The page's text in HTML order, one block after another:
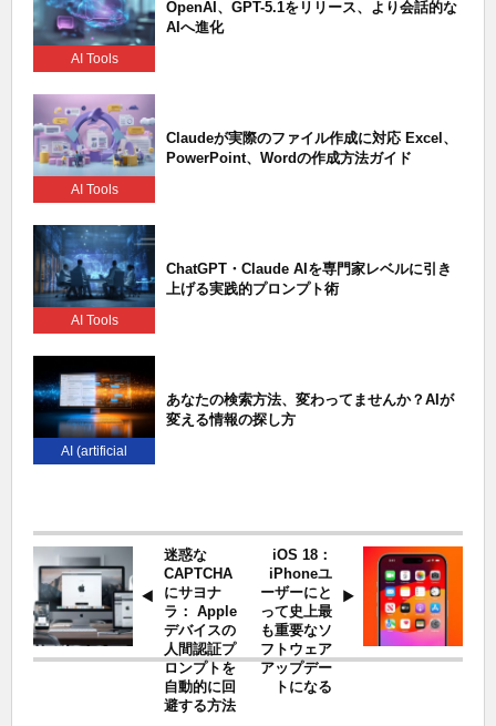
AI Tools
OpenAI、GPT-5.1をリリース、より会話的な
AIへ進化
AI Tools
Claudeが実際のファイル作成に対応 Excel、
PowerPoint、Wordの作成方法ガイド
AI Tools
ChatGPT・Claude AIを専門家レベルに引き
上げる実践的プロンプト術
AI (artificial
あなたの検索方法、変わってませんか？AIが
変える情報の探し方
迷惑な
CAPTCHA
にサヨナ
ラ： Apple
デバイスの
人間認証プ
ロンプトを
自動的に回
避する方法
iOS 18：
iPhoneユ
ーザーにと
って史上最
も重要なソ
フトウェア
アップデー
トになる